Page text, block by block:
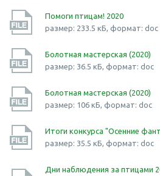
Помоги птицам! 2020
размер: 233.5 кБ, формат: doc
Болотная мастерская (2020)
размер: 36.5 кБ, формат: doc
Болотная мастерская (2020)
размер: 106 кБ, формат: doc
Итоги конкурса "Осенние
размер: 35.5 кБ, формат: doc
Дни наблюдения за птицами